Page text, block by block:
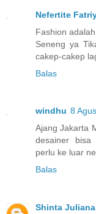
Nefertite
Fashion
Seneng ya
cakep-cakep
Balas
windhu 8
Ajang Jakarta
desainer bisa
perlu ke luar
Balas
Shinta Juliana